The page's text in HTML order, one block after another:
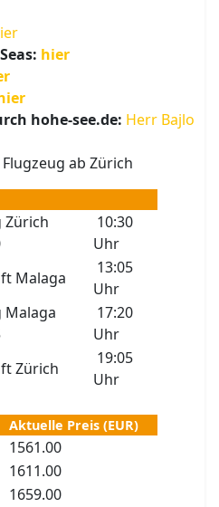
hier
hohe-see.de: Herr Bajlo
ab Zürich
Zürich
10:30
Uhr
Malaga
13:05
Uhr
Malaga
17:20
Uhr
Zürich
19:05
Uhr
Aktuelle Preis (EUR)
1561.00
1611.00
1659.00